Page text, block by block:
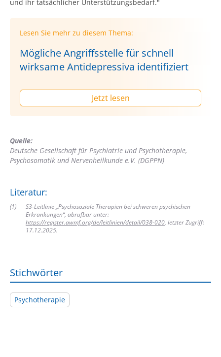
und ihr tatsächlicher Unterstützungsbedarf."
Lesen Sie mehr zu diesem Thema:
Mögliche Angriffsstelle für schnell
wirksame Antidepressiva identifiziert
Jetzt lesen
Quelle:
Deutsche Gesellschaft für Psychiatrie und Psychotherapie,
Psychosomatik und Nervenheilkunde e.V. (DGPPN)
Literatur:
(1)
S3-Leitlinie „Psychosoziale Therapien bei schweren psychischen
Erkrankungen“, abrufbar unter:
https://register.awmf.org/de/leitlinien/detail/038-020, letzter Zugriff:
17.12.2025.
Stichwörter
Psychotherapie